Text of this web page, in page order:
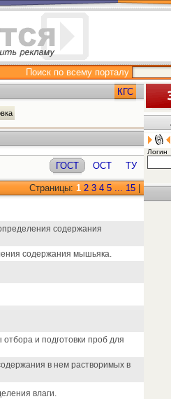
Поиск по всему порталу
КГС
ГОСТ ОСТ ТУ
Страницы: 1 2 3 4 5 ... 15
содержания
содержания мышьяка.
и подготовки проб для
в нем растворимых в
влаги.
Логин